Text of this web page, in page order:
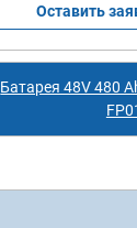
Оставить
Батарея 48V 480